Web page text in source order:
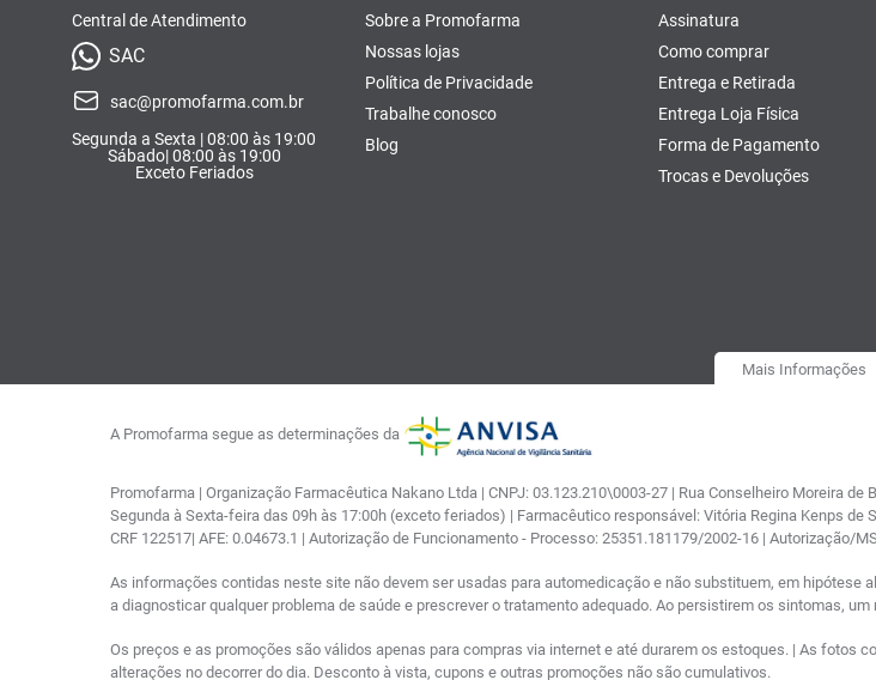
Central de Atendimento
SAC
sac@promofarma.com.br
Segunda a Sexta | 08:00 às 19:00
Sábado| 08:00 às 19:00
Exceto Feriados
Sobre a Promofarma
Nossas lojas
Política de Privacidade
Trabalhe conosco
Blog
Assinatura
Como comprar
Entrega e Retirada
Entrega Loja Física
Forma de Pagamento
Trocas e Devoluções
Mais Informações
A Promofarma segue as determinações da
Promofarma | Organização Farmacêutica Nakano Ltda | CNPJ: 03.123.210\0003-27 | Rua Conselheiro Moreira
Segunda à Sexta-feira das 09h às 17:00h (exceto feriados) | Farmacêutico responsável: Vitória Regina Kenps de
CRF 122517| AFE: 0.04673.1 | Autorização de Funcionamento - Processo: 25351.181179/2002-16 | Autorização/
As informações contidas neste site não devem ser usadas para automedicação e não substituem, em
a diagnosticar qualquer problema de saúde e prescrever o tratamento adequado. Ao persistirem os sintomas,
Os preços e as promoções são válidos apenas para compras via internet e até durarem os estoques. | As
alterações no decorrer do dia. Desconto à vista, cupons e outras promoções não são cumulativos.